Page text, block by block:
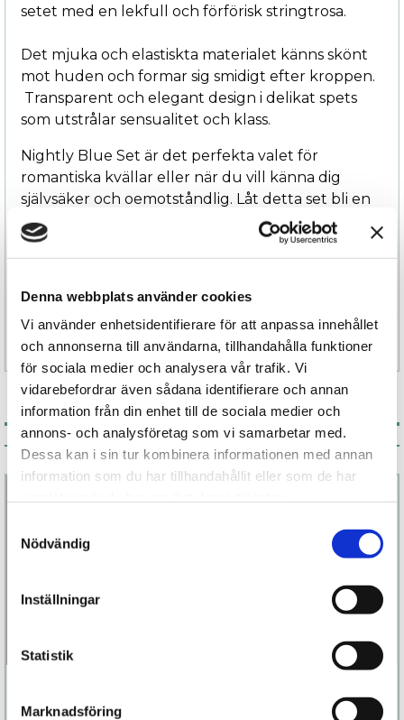
Denna webbplats använder cookies
Vi använder enhetsidentifierare för att anpassa innehållet
och annonserna till användarna, tillhandahålla funktioner
för sociala medier och analysera vår trafik. Vi
vidarebefordrar även sådana identifierare och annan
information från din enhet till de sociala medier och
annons- och analysföretag som vi samarbetar med.
Dessa kan i sin tur kombinera informationen med annan
information som du har tillhandahållit eller som de har
Nödvändig
Inställningar
Statistik
Marknadsföring
setet med en lekfull och förförisk stringtrosa.
Det mjuka och elastiskta materialet känns skönt
mot huden och formar sig smidigt efter kroppen.
Transparent och elegant design i delikat spets
som utstrålar sensualitet och klass.
Nightly Blue Set är det perfekta valet för
romantiska kvällar eller när du vill känna dig
självsäker och oemotståndlig. Låt detta set bli en
del av din garderob och njut av kombinationen av
stil och komfort.
Specifikation
Associerade produkter
Zoe Champagne
Känslighetskräm